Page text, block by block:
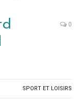
0
SPORT ET LOISIRS